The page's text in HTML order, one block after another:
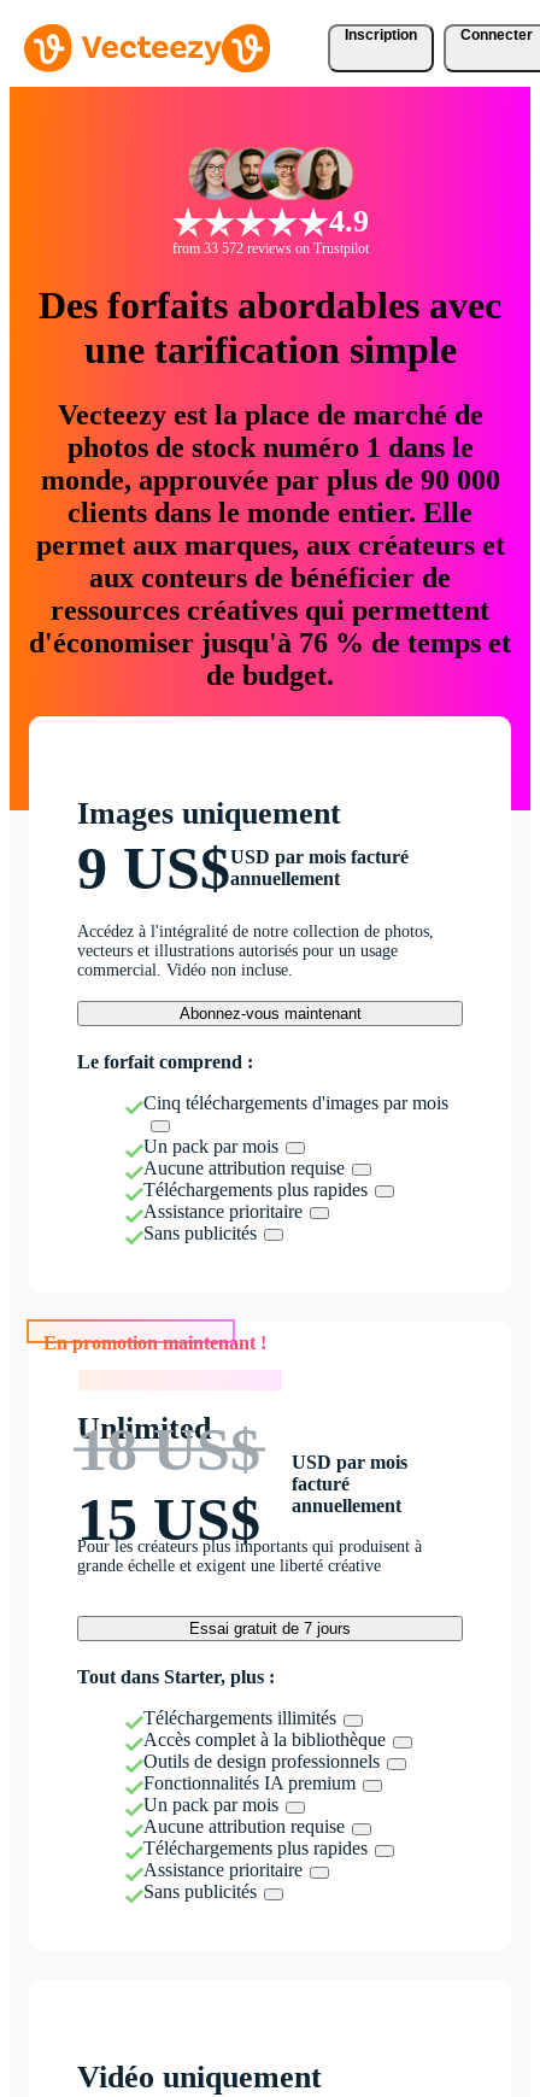
Inscription Connecter
4.9
from 33 572 reviews on Trustpilot
Des forfaits abordables avec
une tarification simple
Vecteezy est la place de marché de
photos de stock numéro 1 dans le
monde, approuvée par plus de 90 000
clients dans le monde entier. Elle
permet aux marques, aux créateurs et
aux conteurs de bénéficier de
ressources créatives qui permettent
d'économiser jusqu'à 76 % de temps et
de budget.
Images uniquement
9 US$USD par mois facturé
annuellement
Accédez à l'intégralité de notre collection de photos,
vecteurs et illustrations autorisés pour un usage
commercial. Vidéo non incluse.
Abonnez-vous maintenant
Le forfait comprend :
Cinq téléchargements d'images par mois
Un pack par mois
Aucune attribution requise
Téléchargements plus rapides
Assistance prioritaire
Sans publicités
En promotion maintenant !
Unlimited
18 US$
15 US$
USD par mois
facturé
annuellement
Pour les créateurs plus importants qui produisent à
grande échelle et exigent une liberté créative
Essai gratuit de 7 jours
Tout dans Starter, plus :
Téléchargements illimités
Accès complet à la bibliothèque
Outils de design professionnels
Fonctionnalités IA premium
Un pack par mois
Aucune attribution requise
Téléchargements plus rapides
Assistance prioritaire
Sans publicités
Vidéo uniquement